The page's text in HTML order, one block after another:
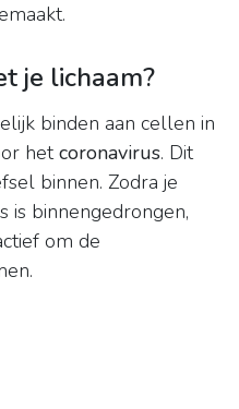
je lichaam?
binden aan cellen in
hetcoronavirus. Dit
binnen. Zodra je
is binnengedrongen,
om de